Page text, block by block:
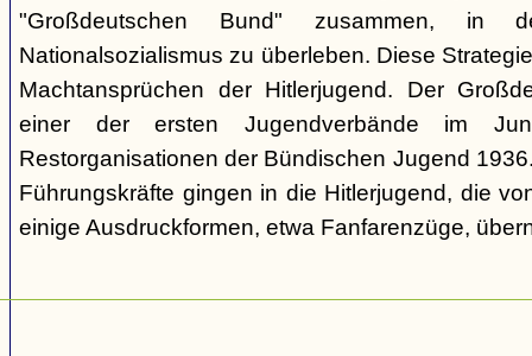
"Großdeutschen Bund" zusammen,
Nationalsozialismus zu überleben. Diese
Machtansprüchen der Hitlerjugend. Der
einer der ersten Jugendverbände im
Restorganisationen der Bündischen Jugend
Führungskräfte gingen in die Hitlerjugend, die
einige Ausdruckformen, etwa Fanfarenzüge,